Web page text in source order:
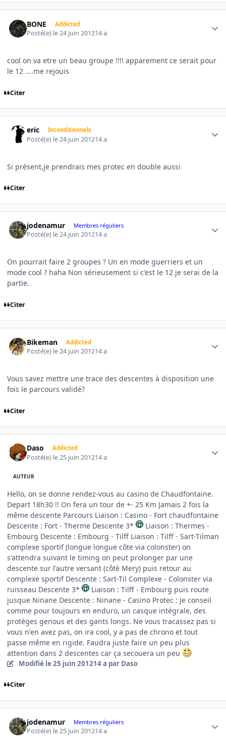
BONE Addicted
Posté(e) le 24 juin 201214 a
cool on va etre un beau groupe !!!! apparement ce serait pour
le 12 ....me rejouis
Citer
eric Inconditionnels
Posté(e) le 24 juin 201214 a
Si présent,je prendrais mes protec en double aussi
Citer
jodenamur Membres réguliers
Posté(e) le 24 juin 201214 a
On pourrait faire 2 groupes ? Un en mode guerriers et un
mode cool ? haha Non sérieusement si c'est le 12 je serai de la
partie.
Citer
Bikeman Addicted
Posté(e) le 24 juin 201214 a
Vous savez mettre une trace des descentes à disposition une
fois le parcours validé?
Citer
Daso Addicted
Posté(e) le 25 juin 201214 a
AUTEUR
Hello, on se donne rendez-vous au casino de Chaudfontaine.
Depart 18h30 !! On fera un tour de +- 25 Km Jamais 2 fois la
même descente Parcours Liaison : Casino - Fort chaudfontaine
Descente : Fort - Therme Descente 3*
Liaison : Thermes -
Embourg Descente : Embourg - Tilff Liaison : Tilff - Sart-Tilman
complexe sportif (longue longue côte via colonster) on
s'attendra suivant le timing on peut prolonger par une
descente sur l'autre versant (côté Mery) puis retour au
complexe sportif Descente : Sart-Til Complexe - Colonster via
ruisseau Descente 3*
Liaison : Tilff - Embourg puis route
jusque Ninane Descente : Ninane - Casino Protec : Je conseil
comme pour toujours en enduro, un casque intégrale, des
protèges genous et des gants longs. Ne vous tracassez pas si
vous n'en avez pas, on ira cool, y a pas de chrono et tout
passe même en rigide. Faudra juste faire un peu plus
attention dans 2 descentes car ça secouera un peu
Modifié le 25 juin 201214 a par Daso
Citer
jodenamur Membres réguliers
Posté(e) le 25 juin 201214 a